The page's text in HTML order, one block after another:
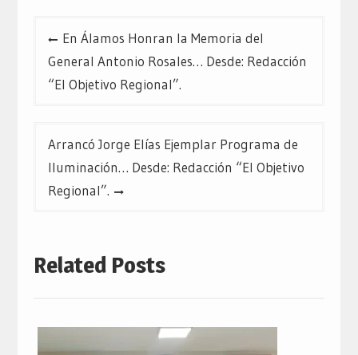
Navegación
de
entradas
En Álamos Honran la Memoria del
General Antonio Rosales… Desde: Redacción
“El Objetivo Regional”.
Arrancó Jorge Elías Ejemplar Programa de
Iluminación… Desde: Redacción “El Objetivo
Regional”.
Related Posts